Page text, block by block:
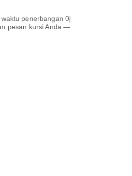
penerbangan0j
pesan kursi Anda —